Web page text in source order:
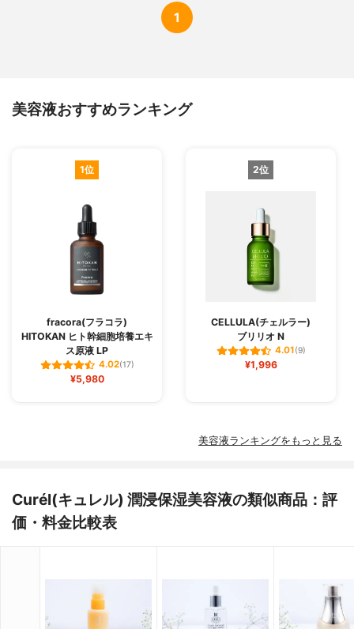
1
美容液おすすめランキング
1位
fracora(フラコラ)
HITOKAN ヒト幹細胞培養エキ
ス原液 LP
4.02(17)
¥5,980
2位
CELLULA(チェルラー)
ブリリオ N
4.01(9)
¥1,996
美容液ランキングをもっと見る
Curél(キュレル) 潤浸保湿美容液の類似商品：評
価・料金比較表